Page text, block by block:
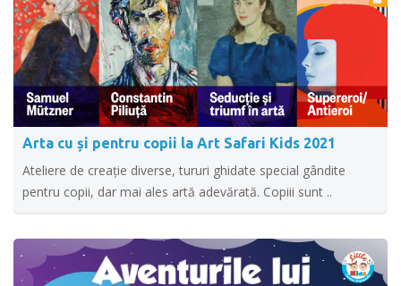
Arta cu și pentru copii la Art Safari Kids 2021
Ateliere de creație diverse, tururi ghidate special gândite
pentru copii, dar mai ales artă adevărată. Copiii sunt ..